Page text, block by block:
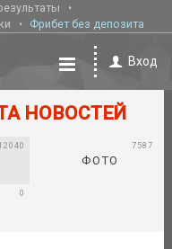
Фрибет без депозита
Вход
НОВОСТЕЙ
ФОТО
7587
0